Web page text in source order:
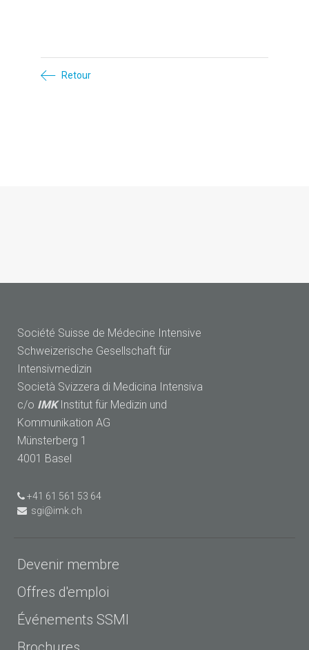
Retour
Société Suisse de Médecine Intensive
Schweizerische Gesellschaft für
Intensivmedizin
Società Svizzera di Medicina Intensiva
c/o IMK Institut für Medizin und
Kommunikation AG
Münsterberg 1
4001 Basel
+41 61 561 53 64
sgi@imk.ch
Devenir membre
Offres d'emploi
Événements SSMI